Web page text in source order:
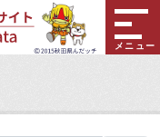
メニュー